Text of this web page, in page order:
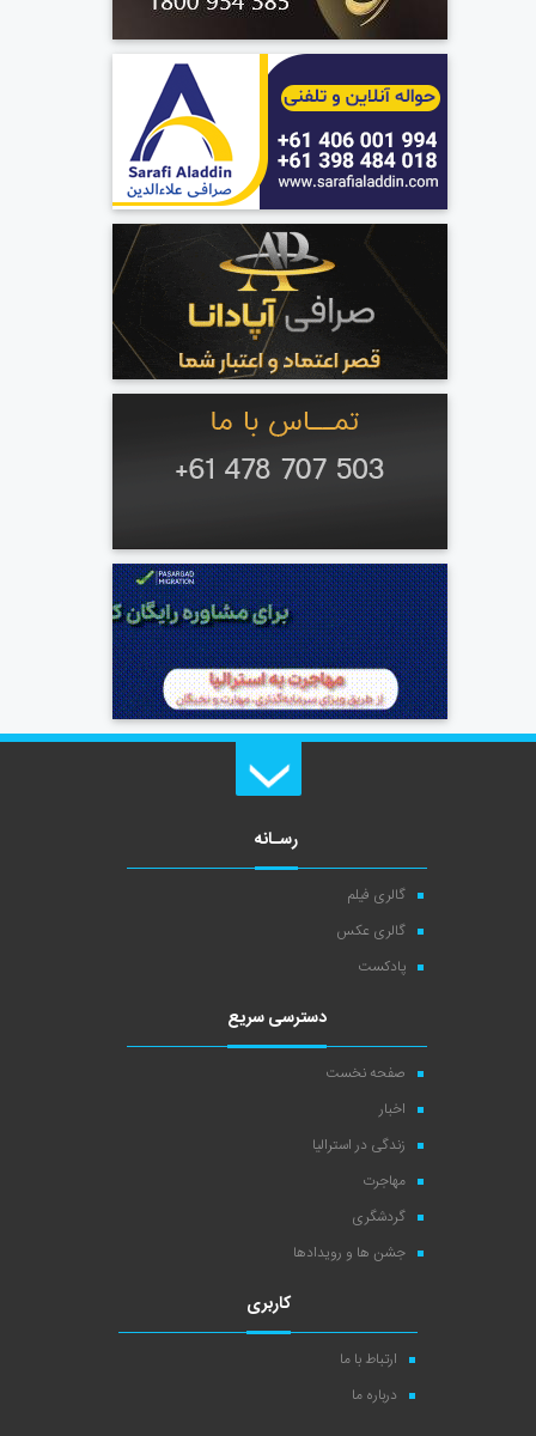
رسـانه
گالری فیلم
گالری عکس
پادکست
دسترسی سریع
صفحه نخست
اخبار
زندگی در استرالیا
مهاجرت
گردشگری
جشن ها و رویدادها
کاربری
ارتباط با ما
درباره ما